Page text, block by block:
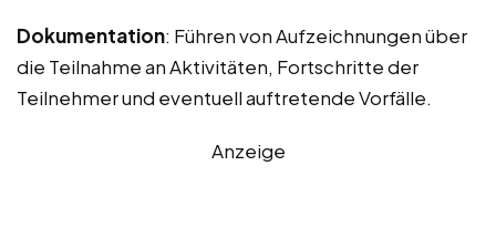
Dokumentation: Führen von Aufzeichnungen über
die Teilnahme an Aktivitäten, Fortschritte der
Teilnehmer und eventuell auftretende Vorfälle.
Anzeige